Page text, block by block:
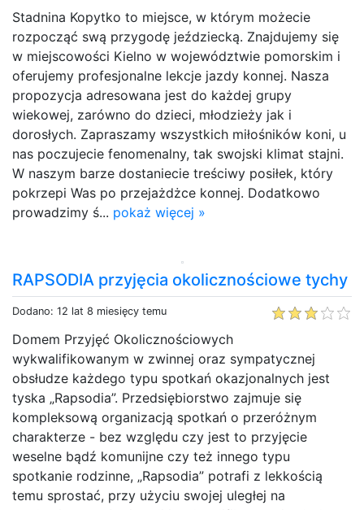
Stadnina Kopytko to miejsce, w którym możecie
rozpocząć swą przygodę jeździecką. Znajdujemy się
w miejscowości Kielno w województwie pomorskim i
oferujemy profesjonalne lekcje jazdy konnej. Nasza
propozycja adresowana jest do każdej grupy
wiekowej, zarówno do dzieci, młodzieży jak i
dorosłych. Zapraszamy wszystkich miłośników koni, u
nas poczujecie fenomenalny, tak swojski klimat stajni.
W naszym barze dostaniecie treściwy posiłek, który
pokrzepi Was po przejażdżce konnej. Dodatkowo
prowadzimy ś... pokaż więcej »
RAPSODIA przyjęcia okolicznościowe tychy
Dodano: 12 lat 8 miesięcy temu
Domem Przyjęć Okolicznościowych
wykwalifikowanym w zwinnej oraz sympatycznej
obsłudze każdego typu spotkań okazjonalnych jest
tyska „Rapsodia”. Przedsiębiorstwo zajmuje się
kompleksową organizacją spotkań o przeróżnym
charakterze - bez względu czy jest to przyjęcie
weselne bądź komunijne czy też innego typu
spotkanie rodzinne, „Rapsodia” potrafi z lekkością
temu sprostać, przy użyciu swojej uległej na